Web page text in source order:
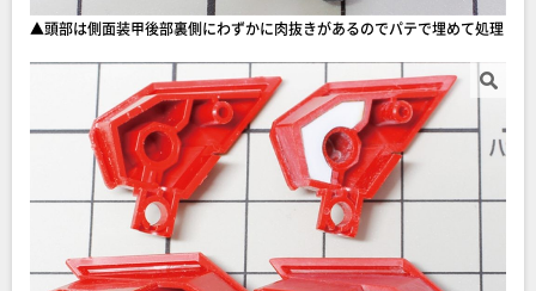
▲頭部は側面装甲後部裏側にわずかに肉抜きがあるのでパテで埋めて処理